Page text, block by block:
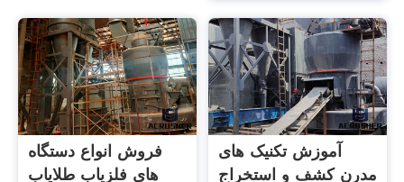
فروش انواع دستگاه
های فلزیاب طلایاب
آموزش تکنیک های
مدرن کشف و استخراج